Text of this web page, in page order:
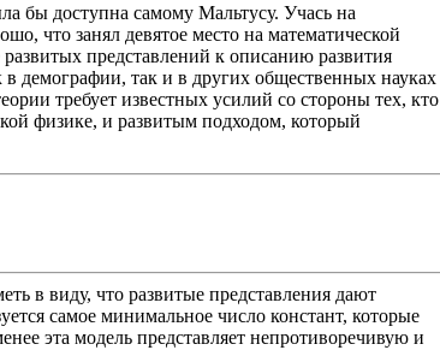
бы доступна самому Мальтусу. Учась на
что занял девятое место на математической
представлений к описанию развития
демографии, так и в других общественных науках
требует известных усилий со стороны тех, кто
физике, и развитым подходом, который
в виду, что развитые представления дают
самое минимальное число констант, которые
эта модель представляет непротиворечивую и